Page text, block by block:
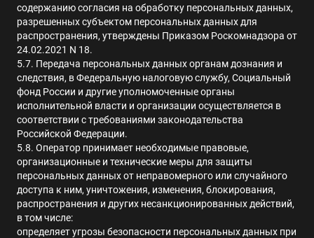
содержанию согласия на обработку персональных данных,
разрешенных субъектом персональных данных для
распространения, утверждены Приказом Роскомнадзора от
24.02.2021 N 18.
5.7. Передача персональных данных органам дознания и
следствия, в Федеральную налоговую службу, Социальный
фонд России и другие уполномоченные органы
исполнительной власти и организации осуществляется в
соответствии с требованиями законодательства
Российской Федерации.
5.8. Оператор принимает необходимые правовые,
организационные и технические меры для защиты
персональных данных от неправомерного или случайного
доступа к ним, уничтожения, изменения, блокирования,
распространения и других несанкционированных действий,
в том числе:
определяет угрозы безопасности персональных данных при